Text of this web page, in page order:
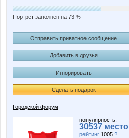
Портрет заполнен на 73 %
Отправить приватное сообщение
Добавить в друзья
Игнорировать
Сделать подарок
Городской форум
популярность:
30537 место
рейтинг 1005 ?